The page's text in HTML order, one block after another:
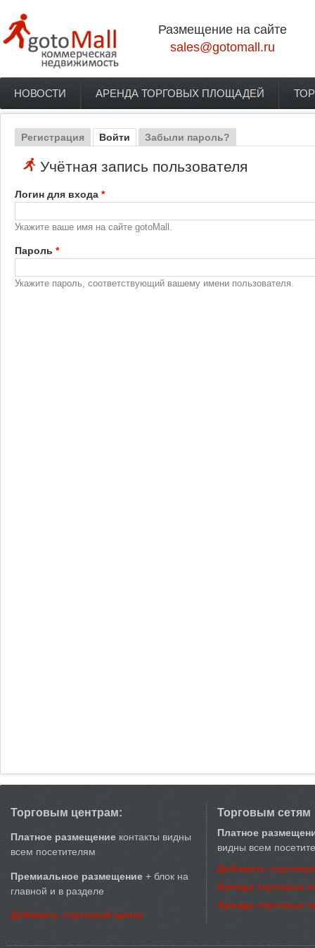
Размещение на сайте
sales@gotomall.ru
Главное меню
НОВОСТИ АРЕНДА ТОРГОВЫХ ПЛОЩАДЕЙ
Главные вкладки
Регистрация Войти (активная вкладка)
Забыли пароль?
Учётная запись пользователя
Логин для входа *
Укажите ваше имя на сайте gotoMall.
Пароль *
Укажите пароль, соответствующий вашему имени пользователя.
Торговым центрам:
Платное размещение контакты видны
всем посетителям
Премиальное размещение + блок на
главной и в разделе
Добавить торговый центр
Торговым сетям
Платное
видны всем
Добавить
Аренда торговых
Аренда торговых